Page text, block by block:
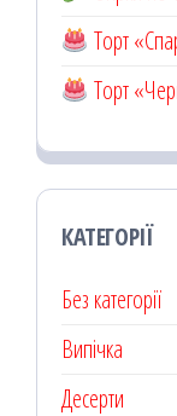
Торт
Торт
КАТЕГОРІЇ
Без категорії
Випічка
Десерти